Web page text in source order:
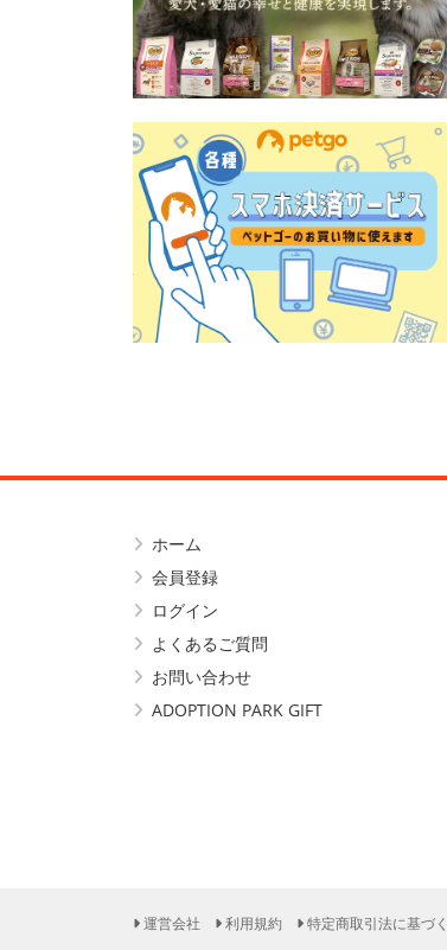
ホーム
会員登録
ログイン
よくあるご質問
お問い合わせ
ADOPTION PARK GIFT
運営会社 利用規約 特定商取引法に基づ